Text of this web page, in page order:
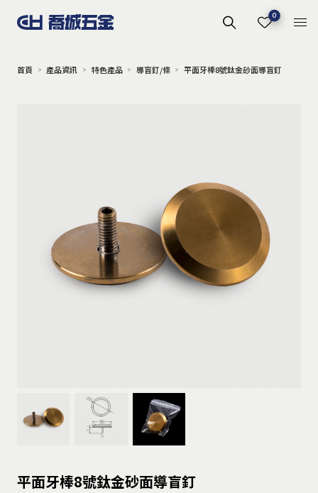
0
首頁 產品資訊 特色產品 導盲釘/條 平面牙棒8號鈦金砂面導盲釘
平面牙棒8號鈦金砂面導盲釘